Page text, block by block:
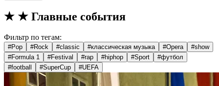
★ ★ Главные события
Фильтр по тегам:
#Pop #Rock #classic #классическая музыка #Opera #show
#Formula 1 #Festival #rap #hiphop #Sport #футбол
#football #SuperCup #UEFA